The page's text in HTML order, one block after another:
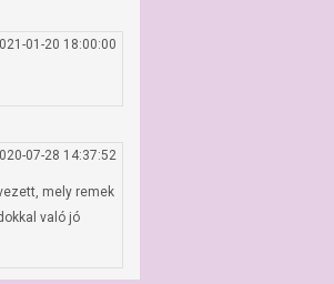
01-20 18:00:00
07-28 14:37:52
mely remek
való jó